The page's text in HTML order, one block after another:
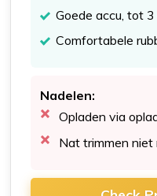
Goede accu, tot
Comfortabele
Nadelen:
Opladen via
Nat trimmen niet